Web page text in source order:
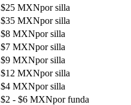
$25 MXNpor silla
$35 MXNpor silla
$8 MXNpor silla
$7 MXNpor silla
$9 MXNpor silla
$12 MXNpor silla
$4 MXNpor silla
$2 - $6 MXNpor funda